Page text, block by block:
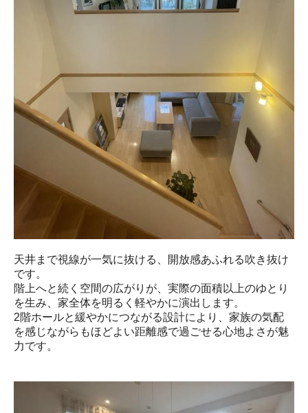
天井まで視線が一気に抜ける、開放感あふれる吹き抜け
です。
階上へと続く空間の広がりが、実際の面積以上のゆとり
を生み、家全体を明るく軽やかに演出します。
2階ホールと緩やかにつながる設計により、家族の気配
を感じながらもほどよい距離感で過ごせる心地よさが魅
力です。